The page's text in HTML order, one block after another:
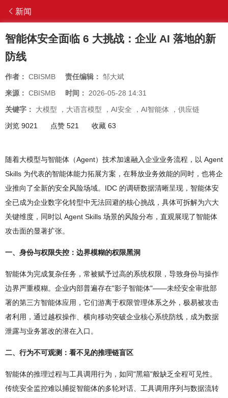
新闻
智能体安全面临 6 大挑战：企业 AI 落地的新
防线
作者： CBISMB 责任编辑： 邹大斌
来源： CBISMB 时间： 2026-05-28 14:31
关键字： 大模型 ， 大语言模型 ， AI安全 ， AI智能体 ， 供应链
浏览 9021
点赞 521 收藏 63
随着大模型与智能体（Agent）技术加速融入企业业务流程，以 Agent
Skills 为代表的智能体能力拓展方案，在释放业务效能的同时，也将企
业推向了全新的安全风险场域。IDC 的调研数据清晰呈现，智能体安
全已成为企业数字化转型中无法回避的核心挑战，具体可拆解为六大
关键维度，同时以 Agent Skills 场景的风险分布，直观展现了智能体
攻击面的显著扩张。
一、身份与权限失控：边界模糊的权限黑洞
智能体为完成复杂任务，常被赋予过高的系统权限，导致身份与操作
边界严重模糊。企业内部普遍存在"影子智能体"——未经安全审批部
署的第三方智能体应用，它们游离于权限管理体系之外，极易被攻击
者利用，通过越权操作、横向移动突破企业核心系统防线，成为数据
泄露与业务篡改的潜在入口。
二、行为不可观测：看不见的推理链盲区
智能体的推理过程与工具调用行为，如同"黑箱"般缺乏全程可见性。
传统安全监控难以捕捉智能体的多轮对话、工具调用序列与数据流转